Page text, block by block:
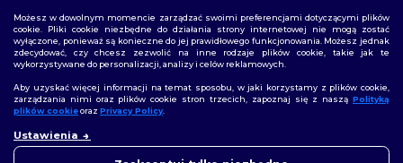
Możesz w dowolnym momencie zarządzać swoimi preferencjami dotyczącymi plików
cookie. Pliki cookie niezbędne do działania strony internetowej nie mogą zostać
wyłączone, ponieważ są konieczne do jej prawidłowego funkcjonowania. Możesz jednak
zdecydować, czy chcesz zezwolić na inne rodzaje plików cookie, takie jak te
wykorzystywane do personalizacji, analizy i celów reklamowych.
Aby uzyskać więcej informacji na temat sposobu, w jaki korzystamy z plików cookie,
zarządzania nimi oraz plików cookie stron trzecich, zapoznaj się z naszą Polityką
plików cookieoraz Privacy Policy.
Ustawienia